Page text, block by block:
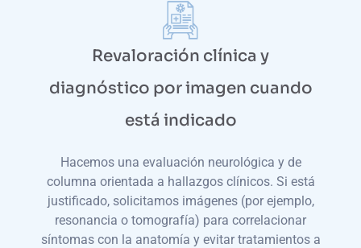
Revaloración clínica y
diagnóstico por imagen cuando
está indicado
Hacemos una evaluación neurológica y de
columna orientada a hallazgos clínicos. Si está
justificado, solicitamos imágenes (por ejemplo,
resonancia o tomografía) para correlacionar
síntomas con la anatomía y evitar tratamientos a